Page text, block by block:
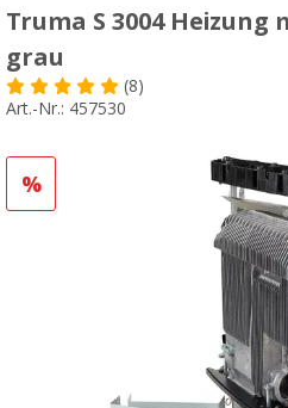
Truma S 3004
grau
(8)
Art.-Nr.: 457530
%